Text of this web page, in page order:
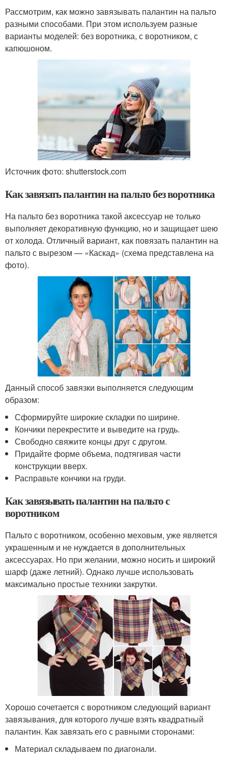
Рассмотрим, как можно завязывать палантин на пальто
разными способами. При этом используем разные
варианты моделей: без воротника, с воротником, с
капюшоном.
Источник фото: shutterstock.com
Как завязать палантин на пальто без воротника
На пальто без воротника такой аксессуар не только
выполняет декоративную функцию, но и защищает шею
от холода. Отличный вариант, как повязать палантин на
пальто с вырезом — «Каскад» (схема представлена на
фото).
Данный способ завязки выполняется следующим
образом:
Сформируйте широкие складки по ширине.
Кончики перекрестите и выведите на грудь.
Свободно свяжите концы друг с другом.
Придайте форме объема, подтягивая части
конструкции вверх.
Расправьте кончики на груди.
Как завязывать палантин на пальто с
воротником
Пальто с воротником, особенно меховым, уже является
украшенным и не нуждается в дополнительных
аксессуарах. Но при желании, можно носить и широкий
шарф (даже летний). Однако лучше использовать
максимально простые техники закрутки.
Хорошо сочетается с воротником следующий вариант
завязывания, для которого лучше взять квадратный
палантин. Как завязать его с равными сторонами:
Материал складываем по диагонали.